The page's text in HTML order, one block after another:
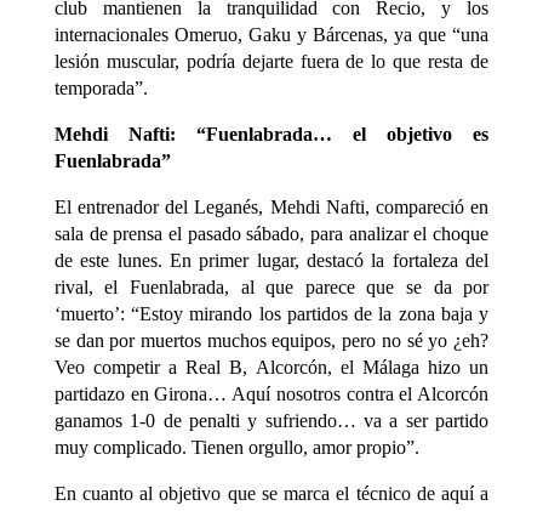
club mantienen la tranquilidad con Recio, y los
internacionales Omeruo, Gaku y Bárcenas, ya que “una
lesión muscular, podría dejarte fuera de lo que resta de
temporada”.
Mehdi Nafti: “Fuenlabrada… el objetivo es
Fuenlabrada”
El entrenador del Leganés, Mehdi Nafti, compareció en
sala de prensa el pasado sábado, para analizar el choque
de este lunes. En primer lugar, destacó la fortaleza del
rival, el Fuenlabrada, al que parece que se da por
‘muerto’: “Estoy mirando los partidos de la zona baja y
se dan por muertos muchos equipos, pero no sé yo ¿eh?
Veo competir a Real B, Alcorcón, el Málaga hizo un
partidazo en Girona… Aquí nosotros contra el Alcorcón
ganamos 1-0 de penalti y sufriendo… va a ser partido
muy complicado. Tienen orgullo, amor propio”.
En cuanto al objetivo que se marca el técnico de aquí a